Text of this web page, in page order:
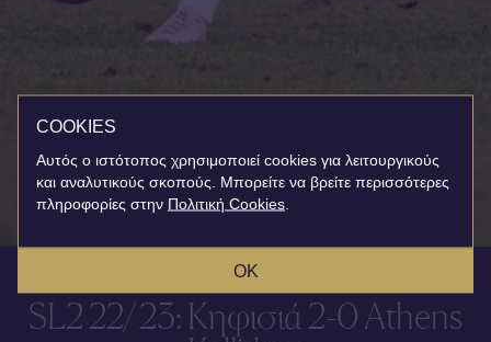
SL2 22/23: Κηφισιά 2-0 Athens
COOKIES
Αυτός ο ιστότοπος χρησιμοποιεί cookies για λειτουργικούς
και αναλυτικούς σκοπούς. Μπορείτε να βρείτε περισσότερες
πληροφορίες στην Πολιτική Cookies
OK